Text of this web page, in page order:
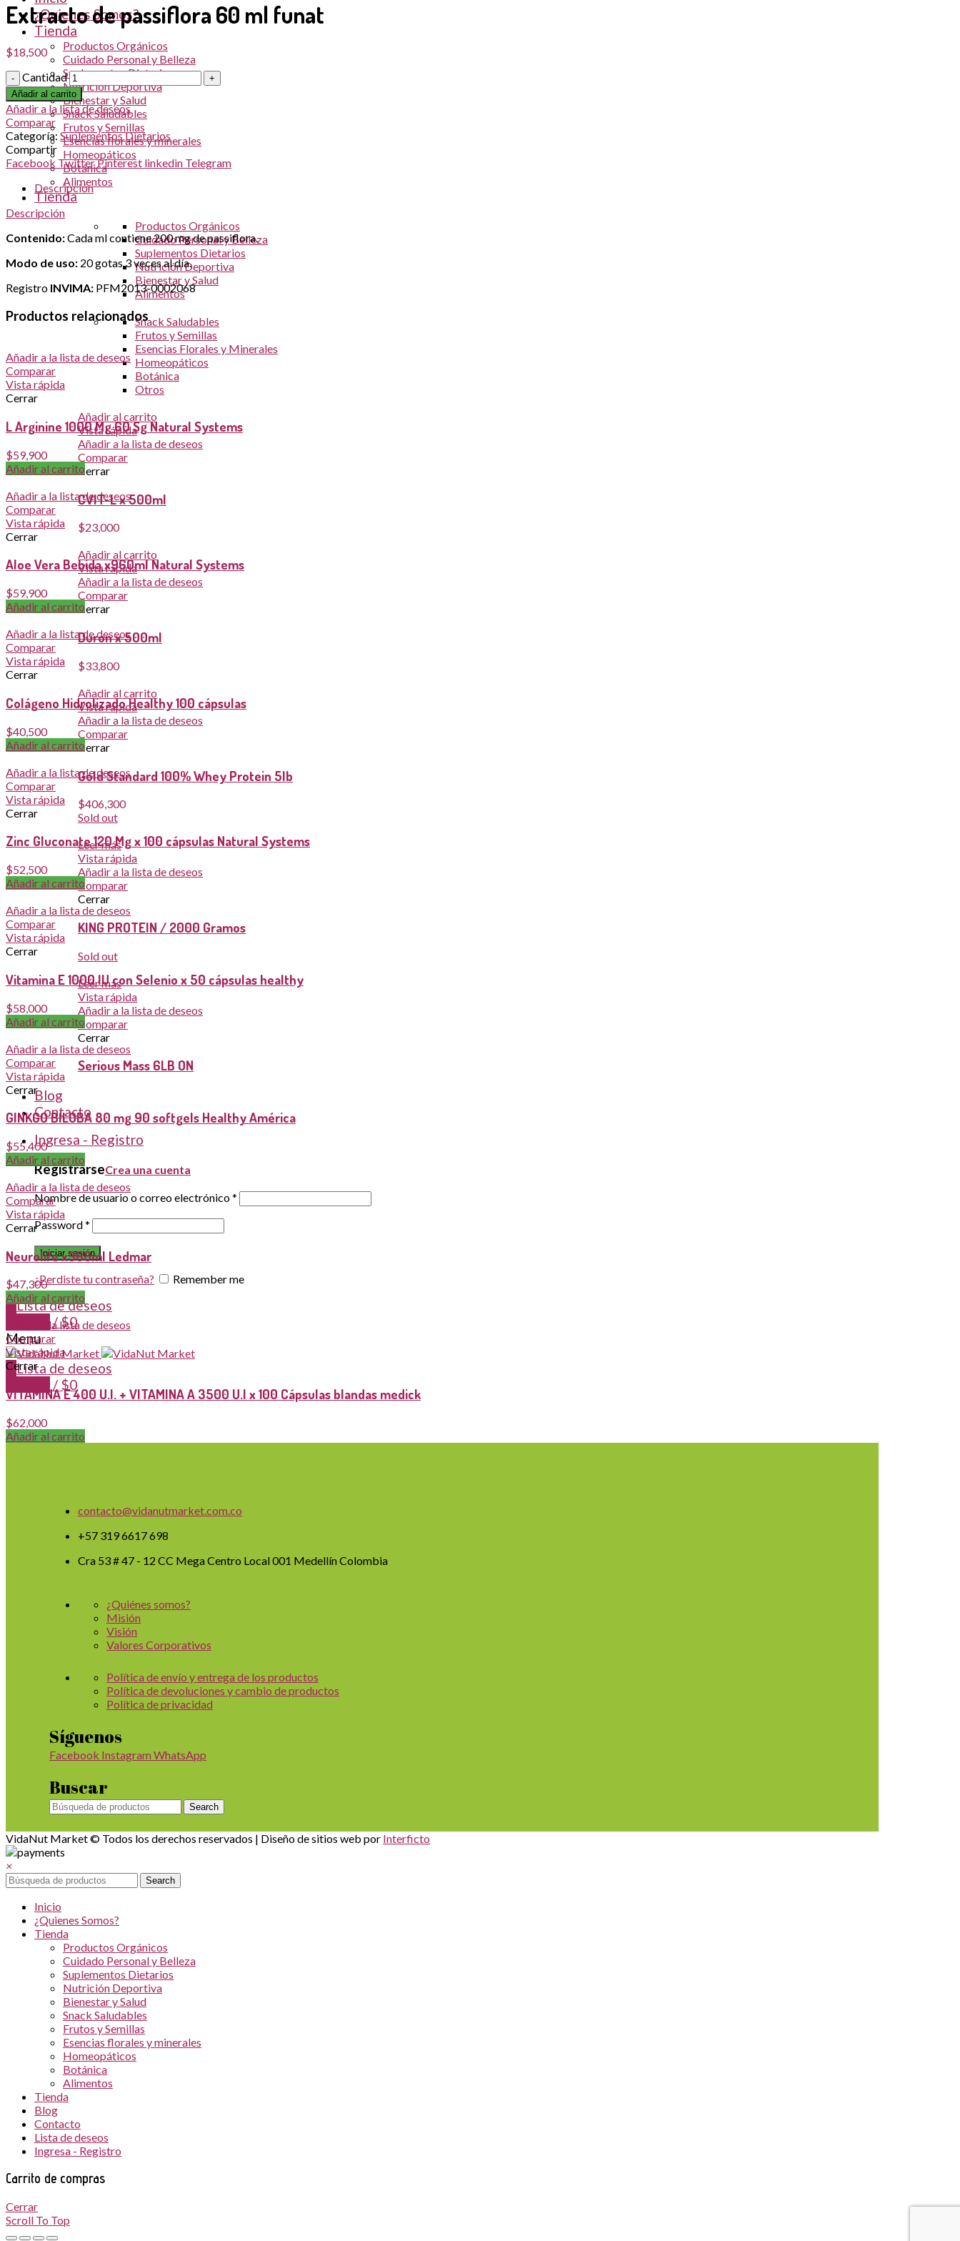
¿Quienes Somos?
Tienda
Productos Orgánicos
Cuidado Personal y Belleza
Suplementos Dietarios
Nutrición Deportiva
Bienestar y Salud
Snack Saludables
Frutos y Semillas
Esencias florales y minerales
Homeopáticos
Botánica
Alimentos
Tienda
Productos Orgánicos
Cuidado Personal y Belleza
Suplementos Dietarios
Nutrición Deportiva
Bienestar y Salud
Alimentos
Snack Saludables
Frutos y Semillas
Esencias Florales y Minerales
Homeopáticos
Botánica
Otros
Añadir al carrito
Vista rápida
Añadir a la lista de deseos
Comparar
Cerrar
CVIT-L x 500ml
$23,000
Añadir al carrito
Vista rápida
Añadir a la lista de deseos
Comparar
Cerrar
Duron x 500ml
$33,800
Añadir al carrito
Vista rápida
Añadir a la lista de deseos
Comparar
Cerrar
Gold Standard 100% Whey Protein 5lb
$406,300
Sold out
Leer más
Vista rápida
Añadir a la lista de deseos
Comparar
Cerrar
KING PROTEIN / 2000 Gramos
Sold out
Leer más
Vista rápida
Añadir a la lista de deseos
Comparar
Cerrar
Serious Mass 6LB ON
Blog
Contacto
Ingresa - Registro
RegistrarseCrea una cuenta
Nombre de usuario o correo electrónico*
Password*
Iniciar sesión
¿Perdiste tu contraseña? Remember me
0Lista de deseos
/$0
Menu
0Lista de deseos
/ $0
Extracto de passiflora 60 ml funat
$18,500
Cantidad
Añadir al carrito
Añadir a la lista de deseos
Comparar
Categoría: Suplementos Dietarios
Compartir
Facebook TwitterPinterest linkedin Telegram
Descripción
Descripción
Contenido:Cada ml contiene 200 mg de passiflora.
Modo de uso: 20 gotas 3 veces al día.
Registro INVIMA: PFM2013-0002068
Productos relacionados
Añadir a la lista de deseos
Comparar
Vista rápida
Cerrar
L Arginine 1000 Mg 60 Sg Natural Systems
$59,900
Añadir al carrito
Añadir a la lista de deseos
Comparar
Vista rápida
Cerrar
Aloe Vera Bebida x960ml Natural Systems
$59,900
Añadir al carrito
Añadir a la lista de deseos
Comparar
Vista rápida
Cerrar
Colágeno Hidrolizado Healthy 100 cápsulas
$40,500
Añadir al carrito
Añadir a la lista de deseos
Comparar
Vista rápida
Cerrar
Zinc Gluconate 120 Mg x 100 cápsulas Natural Systems
$52,500
Añadir al carrito
Añadir a la lista de deseos
Comparar
Vista rápida
Cerrar
Vitamina E 1000 IU con Selenio x 50 cápsulas healthy
$58,000
Añadir al carrito
Añadir a la lista de deseos
Comparar
Vista rápida
Cerrar
GINKGO BILOBA 80 mg 90 softgels Healthy América
$55,400
Añadir al carrito
Añadir a la lista de deseos
Comparar
Vista rápida
Cerrar
Neurolife x360ml Ledmar
$47,300
Añadir al carrito
Añadir a la lista de deseos
Comparar
Vista rápida
Cerrar
VITAMINA E 400 U.I. + VITAMINA A 3500 U.I x 100 Cápsulas blandas medick
$62,000
Añadir al carrito
contacto@vidanutmarket.com.co
+57 319 6617 698
Cra 53 # 47 - 12 CC Mega Centro Local 001 Medellín Colombia
¿Quiénes somos?
Misión
Visión
Valores Corporativos
Política de envío y entrega de los productos
Política de devoluciones y cambio de productos
Política de privacidad
Síguenos
Facebook Instagram WhatsApp
Buscar
Search
VidaNut Market © Todos los derechos reservados | Diseño de sitios web por Interficto
×
Search
Inicio
¿Quienes Somos?
Tienda
Productos Orgánicos
Cuidado Personal y Belleza
Suplementos Dietarios
Nutrición Deportiva
Bienestar y Salud
Snack Saludables
Frutos y Semillas
Esencias florales y minerales
Homeopáticos
Botánica
Alimentos
Tienda
Blog
Contacto
Lista de deseos
Ingresa - Registro
Carrito de compras
Cerrar
Scroll To Top